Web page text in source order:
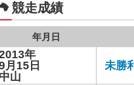
競走成績
年月日
年
月15日
中山
未勝